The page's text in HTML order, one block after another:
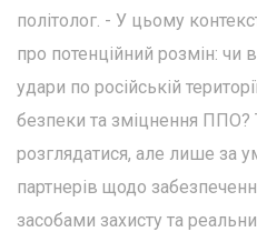
політолог. - У цьому
про потенційний розмін: чи
удари по російській
безпеки та зміцнення ППО?
розглядатися, але лише за
партнерів щодо
засобами захисту та